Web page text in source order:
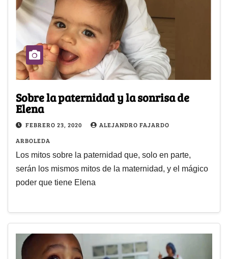
Sobre la paternidad y la sonrisa de
Elena
FEBRERO 23, 2020
ALEJANDRO FAJARDO
ARBOLEDA
Los mitos sobre la paternidad que, solo en parte,
serán los mismos mitos de la maternidad, y el mágico
poder que tiene Elena